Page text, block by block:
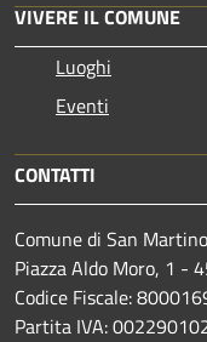
VIVERE IL COMUNE
Luoghi
Eventi
CONTATTI
Comune di San
Piazza Aldo Moro, 1 -
Codice Fiscale:
Partita IVA: